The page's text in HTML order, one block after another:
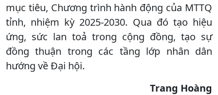
mục tiêu, Chương trình hành động của MTTQ
tỉnh, nhiệm kỳ 2025-2030. Qua đó tạo hiệu
ứng, sức lan toả trong cộng đồng, tạo sự
đồng thuận trong các tầng lớp nhân dân
hướng về Đại hội.
Trang Hoàng